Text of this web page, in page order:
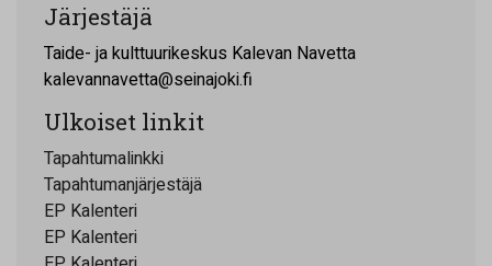
Järjestäjä
Taide- ja kulttuurikeskus Kalevan Navetta
kalevannavetta@seinajoki.fi
Ulkoiset linkit
Tapahtumalinkki
Tapahtumanjärjestäjä
EP Kalenteri
EP Kalenteri